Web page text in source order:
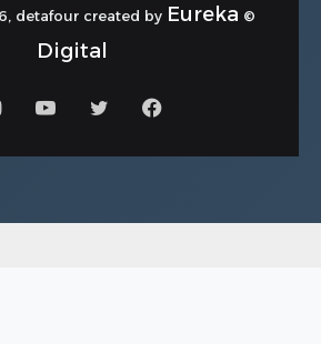
© Copyright 2026, detafour created by
Eureka
Digital
فيسبوكتويتر